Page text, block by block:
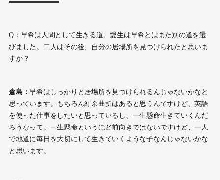
Q：早希は人間として生きる道、愛生は早希とはまた別の道を選
びました。二人はその後、自分の居場所を見つけられたと思いま
すか？
倉島： 早希はしっかりと居場所を見つけられるんじゃないかなと
思っています。もちろん紆余曲折はあると思うんですけど、英語
を使った仕事をしたいと思っているし、一生懸命生きていくんだ
ろうなって。一生懸命というほど前向きではないですけど、一人
で地道に毎日を大切にして生きていくような子なんじゃないかな
と思います。